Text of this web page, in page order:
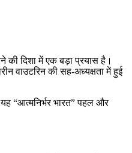
की दिशा में एक बड़ा प्रयास है।
वाउटरिन की सह-अध्यक्षता में हुई
“आत्मनिर्भर भारत” पहल और